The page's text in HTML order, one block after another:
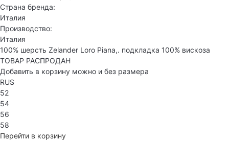
Страна бренда:
Италия
Производство:
Италия
100% шерсть Zelander Loro Piana,. подкладка 100% вискоза
ТОВАР РАСПРОДАН
Добавить в корзину можно и без размера
RUS
52
54
56
58
Перейти в корзину